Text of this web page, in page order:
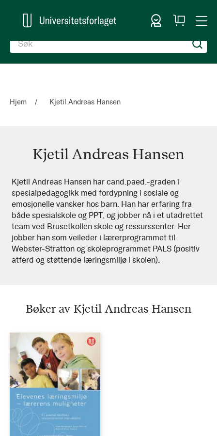
Logg inn
Handlekurv
Hjem Kjetil Andreas Hansen
Kjetil Andreas Hansen
Kjetil
Andreas
Hansen
Kjetil Andreas Hansen har cand.paed.-graden i
spesialpedagogikk med fordypning i sosiale og
emosjonelle vansker hos barn. Han har erfaring fra
både spesialskole og PPT, og jobber nå i et utadrettet
team ved Brusetkollen skole og ressurssenter. Her
jobber han som veileder i lærerprogrammet til
Webster-Stratton og skoleprogrammet PALS (positiv
atferd og støttende læringsmiljø i skolen).
Bøker av Kjetil Andreas Hansen